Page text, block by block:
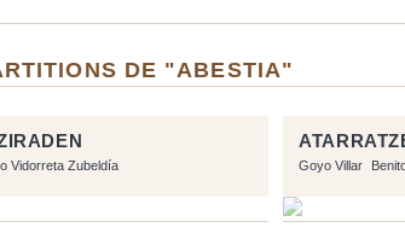
DE "ABESTIA"
Vidorreta Zubeldía Goyo Villar